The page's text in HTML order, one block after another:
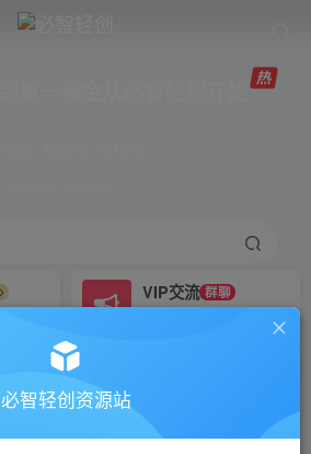
VIP交流 群聊
研究探讨更多创业项目路子。
搭建同款网站，自己当老板
必智轻创资源站